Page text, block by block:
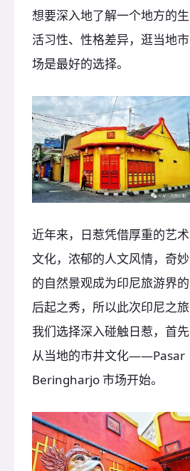
想要深入地了解一个地方的生
活习性、性格差异，逛当地市
场是最好的选择。
近年来，日惹凭借厚重的艺术
文化，浓郁的人文风情，奇妙
的自然景观成为印尼旅游界的
后起之秀，所以此次印尼之旅
我们选择深入碰触日惹，首先
从当地的市井文化——Pasar
Beringharjo 市场开始。